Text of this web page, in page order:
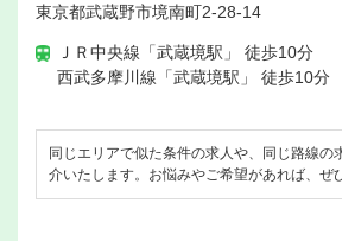
東京都武蔵野市境南町2-28-14
ＪＲ中央線「武蔵境駅」 徒歩10分
西武多摩川線「武蔵境駅」 徒歩10分
同じエリアで似た条件の求人や、同じ路線の
介いたします。お悩みやご希望があれば、ぜ